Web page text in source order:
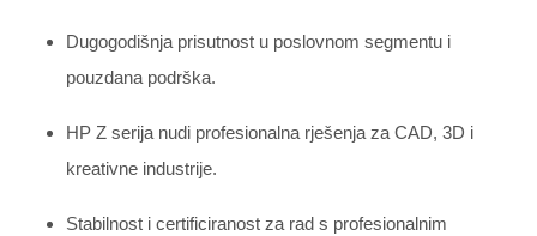
Dugogodišnja prisutnost u poslovnom segmentu i
pouzdana podrška.
HP Z serija nudi profesionalna rješenja za CAD, 3D i
kreativne industrije.
Stabilnost i certificiranost za rad s profesionalnim